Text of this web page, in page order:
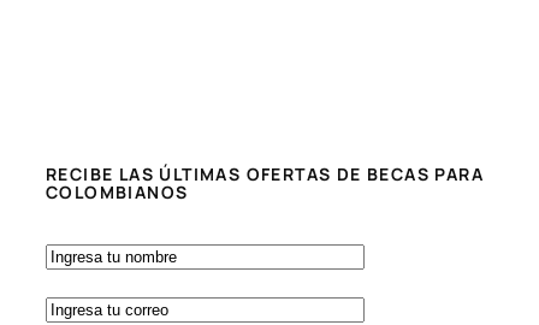
RECIBE LAS ÚLTIMAS OFERTAS DE BECAS PARA
COLOMBIANOS